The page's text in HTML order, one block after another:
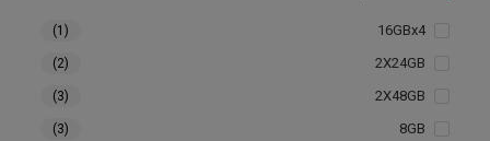
16GBx4
(1)
2X24GB
(2)
2X48GB
(3)
8GB
(3)